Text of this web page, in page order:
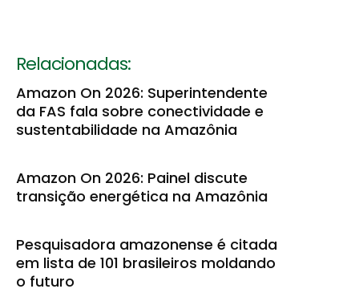
Relacionadas:
Amazon On 2026: Superintendente
da FAS fala sobre conectividade e
sustentabilidade na Amazônia
Amazon On 2026: Painel discute
transição energética na Amazônia
Pesquisadora amazonense é citada
em lista de 101 brasileiros moldando
o futuro